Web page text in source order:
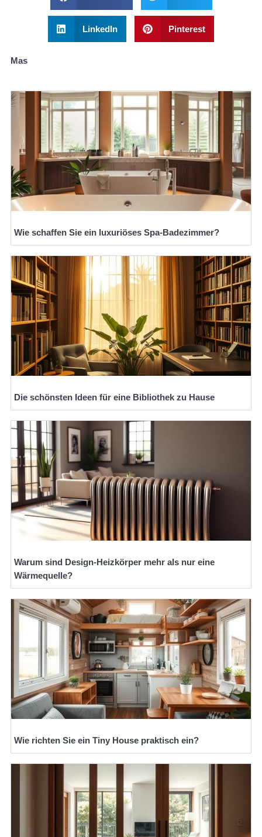
LinkedIn Pinterest
Mas
Wie schaffen Sie ein luxuriöses Spa-Badezimmer?
Die schönsten Ideen für eine Bibliothek zu Hause
Warum sind Design-Heizkörper mehr als nur eine
Wärmequelle?
Wie richten Sie ein Tiny House praktisch ein?